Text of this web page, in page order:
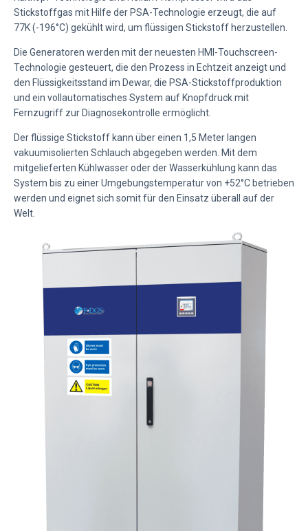
Stickstoffgas mit Hilfe der PSA-Technologie erzeugt, die auf
77K (-196°C) gekühlt wird, um flüssigen Stickstoff herzustellen.
Die Generatoren werden mit der neuesten HMI-Touchscreen-
Technologie gesteuert, die den Prozess in Echtzeit anzeigt und
den Flüssigkeitsstand im Dewar, die PSA-Stickstoffproduktion
und ein vollautomatisches System auf Knopfdruck mit
Fernzugriff zur Diagnosekontrolle ermöglicht.
Der flüssige Stickstoff kann über einen 1,5 Meter langen
vakuumisolierten Schlauch abgegeben werden. Mit dem
mitgelieferten Kühlwasser oder der Wasserkühlung kann das
System bis zu einer Umgebungstemperatur von +52°C betrieben
werden und eignet sich somit für den Einsatz überall auf der
Welt.